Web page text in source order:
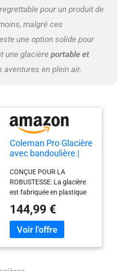
pour un produit de
malgré ces
une option solide pour
une glacière portable et
en plein air.
Coleman Pro Glacière
avec bandoulière |
Contient la Glace
Pendant 3 Jours |
Isolation entièrement
en Mousse | Grande
glacière Portable
pour Une Utilisation
Robuste en extérieur
CONÇUE POUR LA
ROBUSTESSE: La glacière
est fabriquée en plastique
intérieure antibactérienne
réduit de 99,99 % la
croissance des bactéries
144,99 €